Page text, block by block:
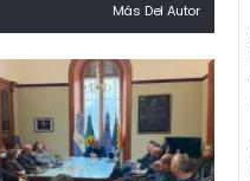
Más Del Autor